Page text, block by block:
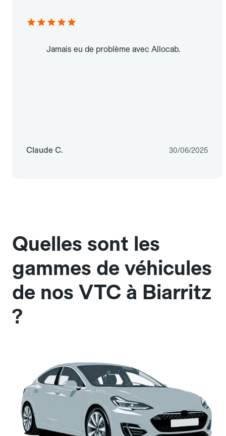
Jamais eu de problème avec Allocab.
Claude C. 30/06/2025
Quelles sont les
gammes de véhicules
de nos VTC à Biarritz
?